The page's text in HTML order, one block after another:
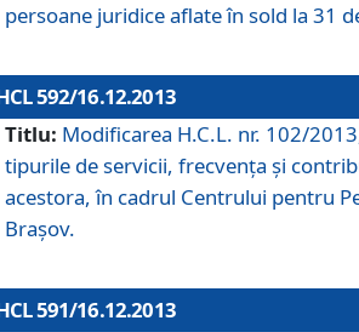
persoane juridice aflate în sold la 31
592/16.12.2013
Titlu: Modificarea H.C.L. nr. 102/
tipurile de servicii, frecvenţa şi
acestora, în cadrul Centrului pentru
Braşov.
591/16.12.2013